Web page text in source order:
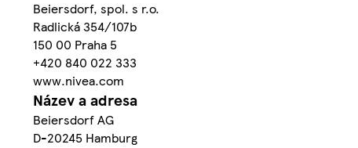
Beiersdorf, spol. s r.o.
Radlická 354/107b
150 00 Praha 5
+420 840 022 333
www.nivea.com
Název a adresa
Beiersdorf AG
D-20245 Hamburg